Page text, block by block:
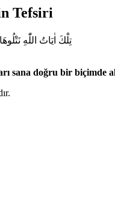
Tefsiri
تِلْكَ اٰيَاتُ اللّٰهِ
sana doğru bir biçimde